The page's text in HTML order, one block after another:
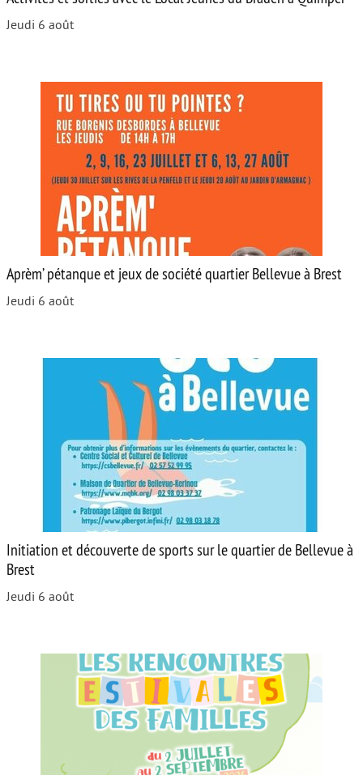
Jeudi 6 août
Aprèm’ pétanque et jeux de société quartier Bellevue à Brest
Jeudi 6 août
Initiation et découverte de sports sur le quartier de Bellevue à
Brest
Jeudi 6 août